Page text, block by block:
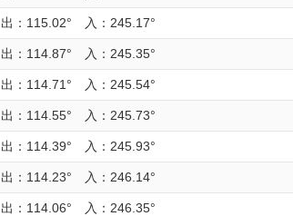
出：115.02° 入：245.17°
出：114.87° 入：245.35°
出：114.71° 入：245.54°
出：114.55° 入：245.73°
出：114.39° 入：245.93°
出：114.23° 入：246.14°
出：114.06° 入：246.35°